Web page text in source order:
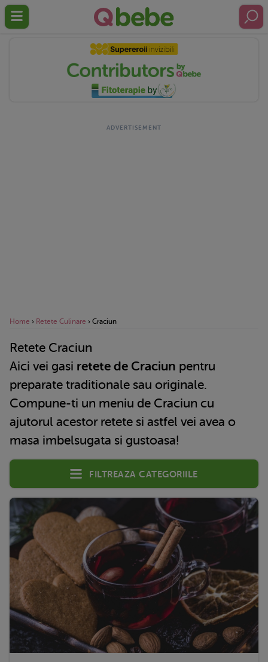
Home › Retete Culinare › Craciun
Retete Craciun
Aici vei gasi retete de Craciun pentru
preparate traditionale sau originale.
Compune-ti un meniu de Craciun cu
ajutorul acestor retete si astfel vei avea o
masa imbelsugata si gustoasa!
Filtreaza categoriile